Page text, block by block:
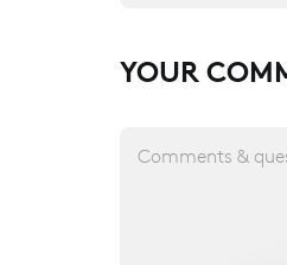
YOUR
Comments &